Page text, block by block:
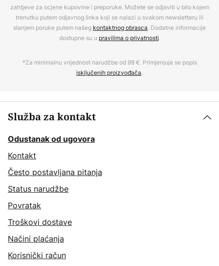
zahtjeve za ocjene kupovine i preporuke. Možete se odjaviti u bilo kojem
trenutku putem odjavnog linka koji se nalazi u svakom newsletteru ili
slanjem poruke putem našeg kontaktnog obrasca. Dodatne informacije
dostupne su u pravilima o privatnosti.
*Za minimalnu vrijednost narudžbe od 99 €. Primjenjuje se popis
isključenih proizvođača.
Služba za kontakt
Odustanak od ugovora
Kontakt
Često postavljana pitanja
Status narudžbe
Povratak
Troškovi dostave
Načini plaćanja
Korisnički račun